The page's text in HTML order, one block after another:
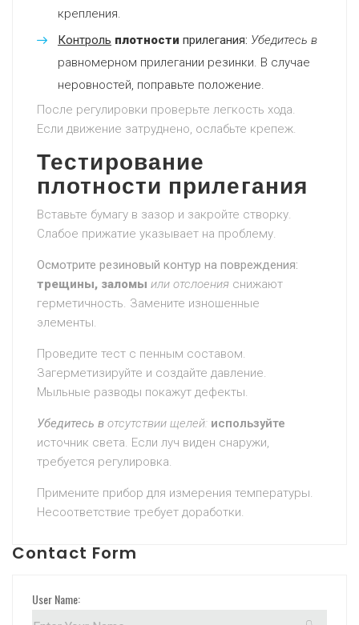
крепления.
Контроль плотности прилегания: Убедитесь в
равномерном прилегании резинки. В случае
неровностей, поправьте положение.
После регулировки проверьте легкость хода.
Если движение затруднено, ослабьте крепеж.
Тестирование
плотности прилегания
Вставьте бумагу в зазор и закройте створку.
Слабое прижатие указывает на проблему.
Осмотрите резиновый контур на повреждения:
трещины, заломы или отслоения снижают
герметичность. Замените изношенные
элементы.
Проведите тест с пенным составом.
Загерметизируйте и создайте давление.
Мыльные разводы покажут дефекты.
Убедитесь в отсутствии щелей: используйте
источник света. Если луч виден снаружи,
требуется регулировка.
Примените прибор для измерения температуры.
Несоответствие требует доработки.
Contact Form
User Name: